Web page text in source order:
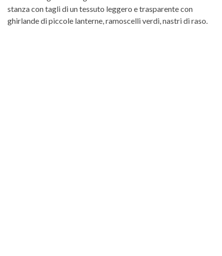
stanza con tagli di un tessuto leggero e trasparente con
ghirlande di piccole lanterne, ramoscelli verdi, nastri di raso.